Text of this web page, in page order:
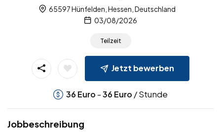
65597 Hünfelden, Hessen, Deutschland
03/08/2026
Teilzeit
Jetzt bewerben
36 Euro -36 Euro / Stunde
Jobbeschreibung